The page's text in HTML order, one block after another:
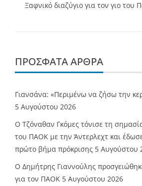
Ξαφνικό διαζύγιο για τον γιο του
ΠΡΌΣΦΑΤΑ ΆΡΘΡΑ
Γιανσάνα: «Περιμένω να ζήσω την
5 Αυγούστου 2026
Ο Τζόναθαν Γκόμες τόνισε τη
του ΠΑΟΚ με την Άντερλεχτ και
πρώτο βήμα πρόκρισης 5 Αυγούστου
Ο Δημήτρης Γιαννούλης
για τον ΠΑΟΚ 5 Αυγούστου 2026